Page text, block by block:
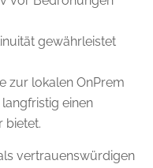
gewährleistet
zur lokalen OnPrem
einen
bietet.
vertrauenswürdigen